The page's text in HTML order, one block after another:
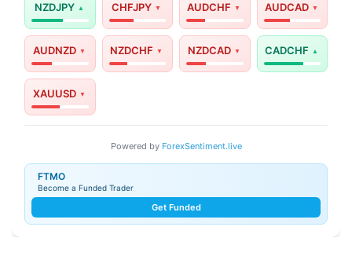
NZDJPY CHFJPY AUDCHF AUDCAD
AUDNZD NZDCHF NZDCAD CADCHF
XAUUSD
Powered by ForexSentiment.live
FTMO
Become a Funded Trader
Get Funded